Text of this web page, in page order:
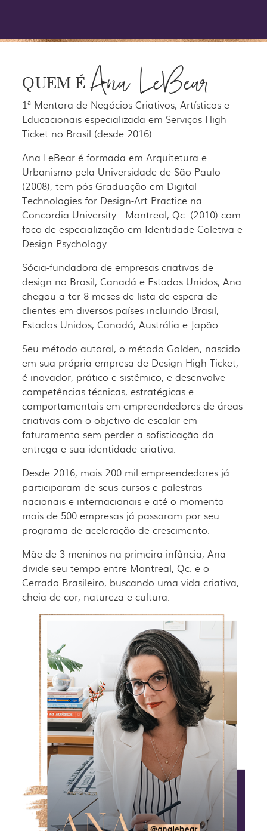
QUEM É Ana LeBear
1ª Mentora de Negócios Criativos, Artísticos e
Educacionais especializada em Serviços High
Ticket no Brasil (desde 2016).
Ana LeBear é formada em Arquitetura e
Urbanismo pela Universidade de São Paulo
(2008), tem pós-Graduação em Digital
Technologies for Design-Art Practice na
Concordia University - Montreal, Qc. (2010) com
foco de especialização em Identidade Coletiva e
Design Psychology.
Sócia-fundadora de empresas criativas de
design no Brasil, Canadá e Estados Unidos, Ana
chegou a ter 8 meses de lista de espera de
clientes em diversos países incluindo Brasil,
Estados Unidos, Canadá, Austrália e Japão.
Seu método autoral, o método Golden, nascido
em sua própria empresa de Design High Ticket,
é inovador, prático e sistêmico, e desenvolve
competências técnicas, estratégicas e
comportamentais em empreendedores de áreas
criativas com o objetivo de escalar em
faturamento sem perder a sofisticação da
entrega e sua identidade criativa.
Desde 2016, mais 200 mil empreendedores já
participaram de seus cursos e palestras
nacionais e internacionais e até o momento
mais de 500 empresas já passaram por seu
programa de aceleração de crescimento.
Mãe de 3 meninos na primeira infância, Ana
divide seu tempo entre Montreal, Qc. e o
Cerrado Brasileiro, buscando uma vida criativa,
cheia de cor, natureza e cultura.